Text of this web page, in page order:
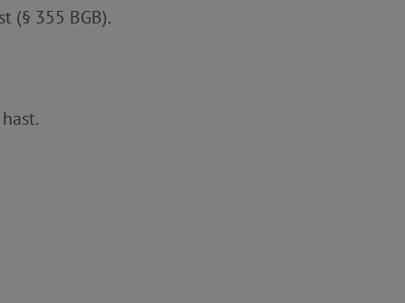
(§ 355 BGB).